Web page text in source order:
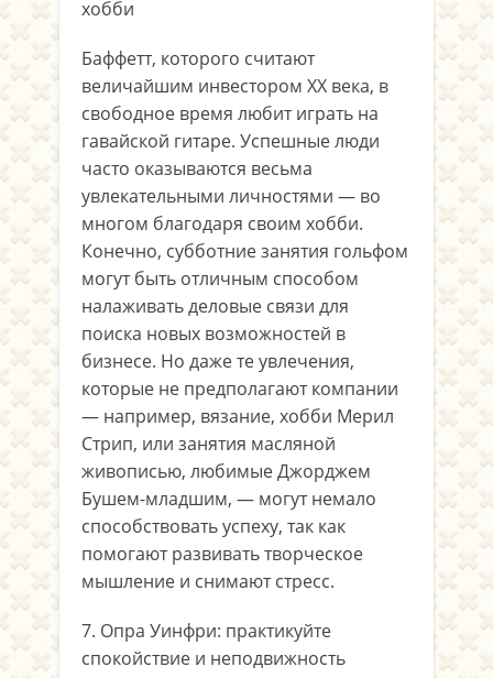
хобби
Баффетт, которого считают
величайшим инвестором XX века, в
свободное время любит играть на
гавайской гитаре. Успешные люди
часто оказываются весьма
увлекательными личностями — во
многом благодаря своим хобби.
Конечно, субботние занятия гольфом
могут быть отличным способом
налаживать деловые связи для
поиска новых возможностей в
бизнесе. Но даже те увлечения,
которые не предполагают компании
— например, вязание, хобби Мерил
Стрип, или занятия масляной
живописью, любимые Джорджем
Бушем-младшим, — могут немало
способствовать успеху, так как
помогают развивать творческое
мышление и снимают стресс.
7. Опра Уинфри: практикуйте
спокойствие и неподвижность